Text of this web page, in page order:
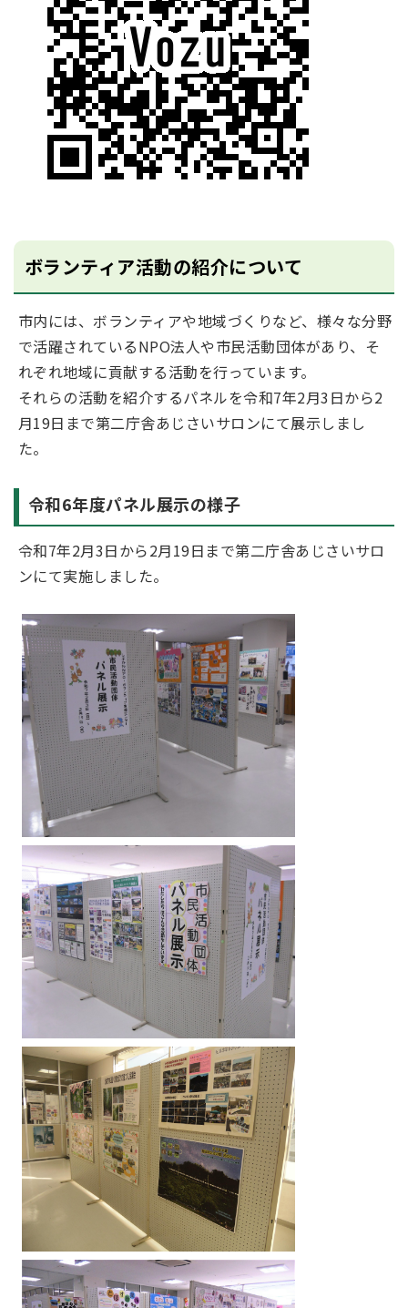
ボランティア活動の紹介について
市内には、ボランティアや地域づくりなど、様々な分野
で活躍されているNPO法人や市民活動団体があり、そ
れぞれ地域に貢献する活動を行っています。
それらの活動を紹介するパネルを令和7年2月3日から2
月19日まで第二庁舎あじさいサロンにて展示しまし
た。
令和6年度パネル展示の様子
令和7年2月3日から2月19日まで第二庁舎あじさいサロ
ンにて実施しました。